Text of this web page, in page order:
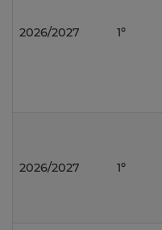
2026/2027 1º
2026/2027 1º